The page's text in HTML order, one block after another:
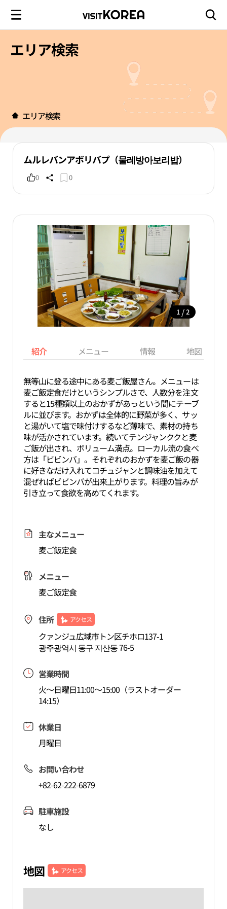
エリア検索
エリア検索
ムルレバンアボリバプ（물레방아보리밥）
0 0
1 / 2
紹介 メニュー 情報 地図
無等山に登る途中にある麦ご飯屋さん。メニューは
麦ご飯定食だけというシンプルさで、人数分を注文
すると15種類以上のおかずがあっという間にテーブ
ルに並びます。おかずは全体的に野菜が多く、サッ
と湯がいて塩で味付けするなど薄味で、素材の持ち
味が活かされています。続いてテンジャンククと麦
ご飯が出され、ボリューム満点。ローカル流の食べ
方は「ビビンバ」。それぞれのおかずを麦ご飯の器
に好きなだけ入れてコチュジャンと調味油を加えて
混ぜればビビンバが出来上がります。料理の旨みが
引き立って食欲を高めてくれます。
主なメニュー
麦ご飯定食
メニュー
麦ご飯定食
住所 アクセス
クァンジュ広域市トン区チホロ137-1
광주광역시 동구 지산동 76-5
営業時間
火～日曜日11:00～15:00（ラストオーダー
14:15）
休業日
月曜日
お問い合わせ
+82-62-222-6879
駐車施設
なし
地図 アクセス